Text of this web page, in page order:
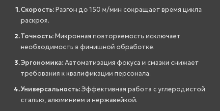
Скорость:Разгон до 150 м/мин сокращает время цикла
раскроя.
Точность:Микронная повторяемость исключает
необходимость в финишной обработке.
Эргономика:Автоматизация фокуса и смазки снижает
требования к квалификации персонала.
Универсальность:Эффективная работа с углеродистой
сталью, алюминием и нержавейкой.